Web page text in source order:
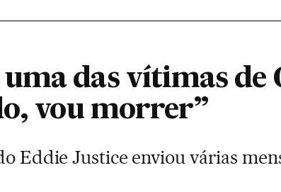
uma das vítimas de
vou morrer”
Eddie Justice enviou várias